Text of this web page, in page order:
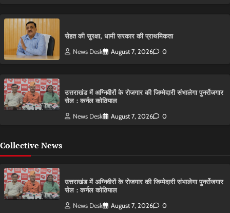
सेहत की सुरक्षा, धामी सरकार की प्राथमिकता
News Desk August 7, 2026 0
उत्तराखंड में अग्निवीरों के रोजगार की जिम्मेदारी संभालेगा पुनर्रोजगार
सेल : कर्नल कोठियाल
News Desk August 7, 2026 0
Collective News
उत्तराखंड में अग्निवीरों के रोजगार की जिम्मेदारी संभालेगा पुनर्रोजगार
सेल : कर्नल कोठियाल
News Desk August 7, 2026 0